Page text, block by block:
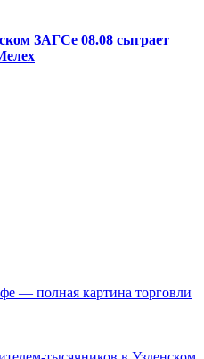
ЗАГСе 08.08 сыграет
— полная картина торговли